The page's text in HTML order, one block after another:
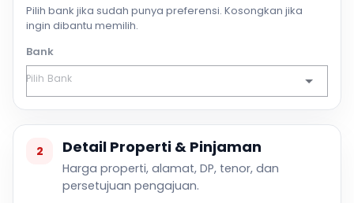
Pilih bank jika sudah punya preferensi. Kosongkan jika
ingin dibantu memilih.
Bank
2 Detail Properti & Pinjaman
Harga properti, alamat, DP, tenor, dan
persetujuan pengajuan.